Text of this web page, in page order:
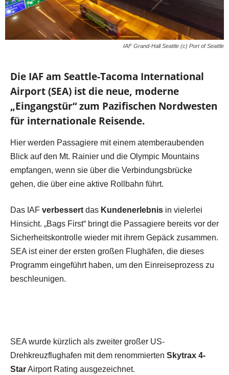
IAF Grand-Hall Seattle (c) Port of Seattle
Die IAF am Seattle-Tacoma International
Airport (SEA) ist die neue, moderne
„Eingangstür“ zum Pazifischen Nordwesten
für internationale Reisende.
Hier werden Passagiere mit einem atemberaubenden
Blick auf den Mt. Rainier und die Olympic Mountains
empfangen, wenn sie über die Verbindungsbrücke
gehen, die über eine aktive Rollbahn führt.
Das IAF verbessert das Kundenerlebnis in vielerlei
Hinsicht. „Bags First“ bringt die Passagiere bereits vor der
Sicherheitskontrolle wieder mit ihrem Gepäck zusammen.
SEA ist einer der ersten großen Flughäfen, die dieses
Programm eingeführt haben, um den Einreiseprozess zu
beschleunigen.
SEA wurde kürzlich als zweiter großer US-
Drehkreuzflughafen mit dem renommierten Skytrax 4-
StarAirport Rating ausgezeichnet.